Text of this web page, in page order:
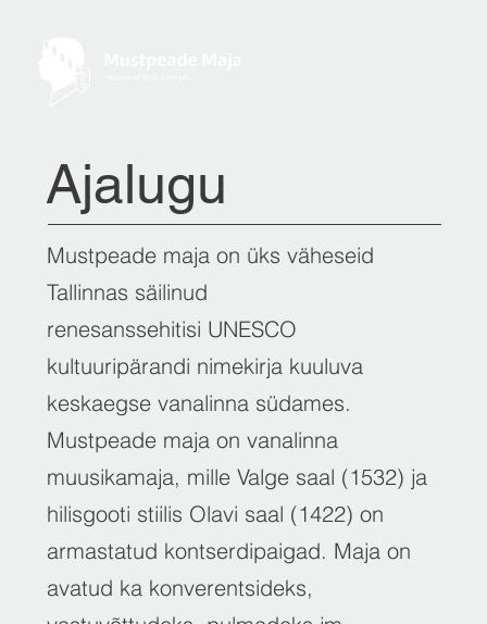
Ajalugu
Mustpeade maja on üks väheseid
Tallinnas säilinud
renesanssehitisi UNESCO
kultuuripärandi nimekirja kuuluva
keskaegse vanalinna südames.
Mustpeade maja on vanalinna
muusikamaja, mille Valge saal (1532) ja
hilisgooti stiilis Olavi saal (1422) on
armastatud kontserdipaigad. Maja on
avatud ka konverentsideks,